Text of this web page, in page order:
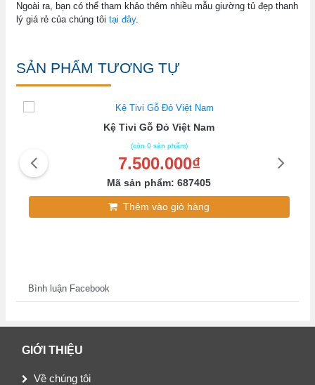
Ngoài ra, bạn có thể tham khảo thêm nhiều mẫu giường tủ đẹp thanh
lý giá rẻ của chúng tôi tại đây.
SẢN PHẨM TƯƠNG TỰ
Kệ Tivi Gỗ Đỏ Việt Nam
(còn 0 sản phẩm)
7.500.000₫
Mã sản phẩm: 687405
Thêm vào giỏ hàng
Bình luận Facebook
GIỚI THIỆU
Về chúng tôi